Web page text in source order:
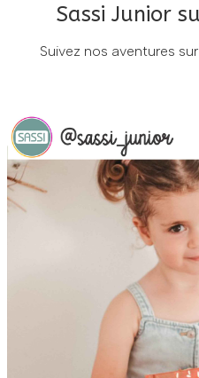
Sassi Junior
Suivez nos aventures